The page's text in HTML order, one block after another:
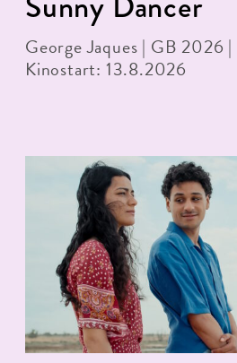
George Jaques | GB 2026
Kinostart: 13.8.2026